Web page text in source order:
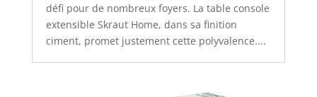
défi pour de nombreux foyers. La table console
extensible Skraut Home, dans sa finition
ciment, promet justement cette polyvalence....